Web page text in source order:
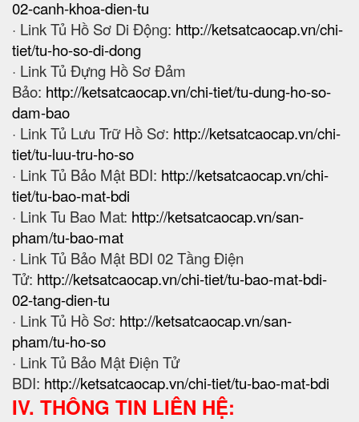
02-canh-khoa-dien-tu
· Link Tủ Hồ Sơ Di Động: http://ketsatcaocap.vn/chi-
tiet/tu-ho-so-di-dong
· Link Tủ Đựng Hồ Sơ Đảm
Bảo: http://ketsatcaocap.vn/chi-tiet/tu-dung-ho-so-
dam-bao
· Link Tủ Lưu Trữ Hồ Sơ: http://ketsatcaocap.vn/chi-
tiet/tu-luu-tru-ho-so
· Link Tủ Bảo Mật BDI: http://ketsatcaocap.vn/chi-
tiet/tu-bao-mat-bdi
· Link Tu Bao Mat: http://ketsatcaocap.vn/san-
pham/tu-bao-mat
· Link Tủ Bảo Mật BDI 02 Tầng Điện
Tử: http://ketsatcaocap.vn/chi-tiet/tu-bao-mat-bdi-
02-tang-dien-tu
· Link Tủ Hồ Sơ: http://ketsatcaocap.vn/san-
pham/tu-ho-so
· Link Tủ Bảo Mật Điện Tử
BDI: http://ketsatcaocap.vn/chi-tiet/tu-bao-mat-bdi
IV. THÔNG TIN LIÊN HỆ: